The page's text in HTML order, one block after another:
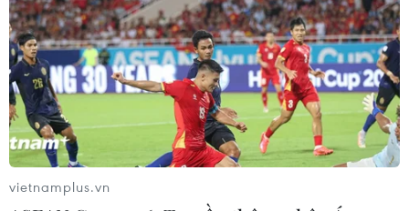
#Palestine #Israel
#Sáp nhập Bờ Tây
#Liên hợp quốc
#Chính quyền Palestine
Israel
Palestine
vietnamplus.vn